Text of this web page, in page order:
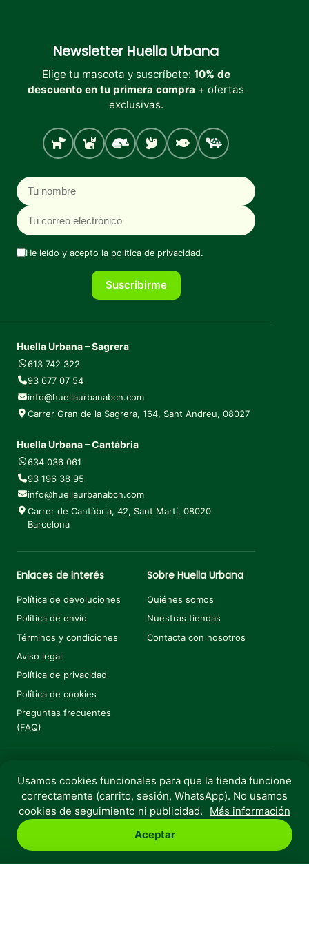
Newsletter Huella Urbana
Elige tu mascota y suscríbete: 10% de
descuento en tu primera compra + ofertas
exclusivas.
Perro Gato Roedores
Aves PecesTortugas
Nombre
Correo electrónico
He leído y acepto la política de privacidad.
Suscribirme
Huella Urbana – Sagrera
613 742 322
93 677 07 54
info@huellaurbanabcn.com
Carrer Gran de la Sagrera, 164, Sant Andreu, 08027
Huella Urbana – Cantàbria
634 036 061
93 196 38 95
info@huellaurbanabcn.com
Carrer de Cantàbria, 42, Sant Martí, 08020
Barcelona
Enlaces de interés
Política de devoluciones
Política de envío
Términos y condiciones
Aviso legal
Política de privacidad
Política de cookies
Preguntas frecuentes
(FAQ)
Sobre Huella Urbana
Quiénes somos
Nuestras tiendas
Contacta con nosotros
Copyright © 2025 Huella Urbana. Todos los derechos
reservados.
Perro PecesRebajas
Usamos cookies funcionales para que la tienda funcione
correctamente (carrito, sesión, WhatsApp). No usamos
cookies de seguimiento ni publicidad.
Más información
Aceptar